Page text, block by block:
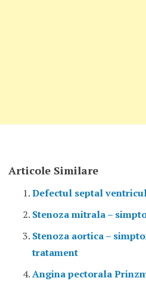
Articole Similare
Defectul septal
Stenoza mitrala –
Stenoza aortica –
tratament
Angina pectorala